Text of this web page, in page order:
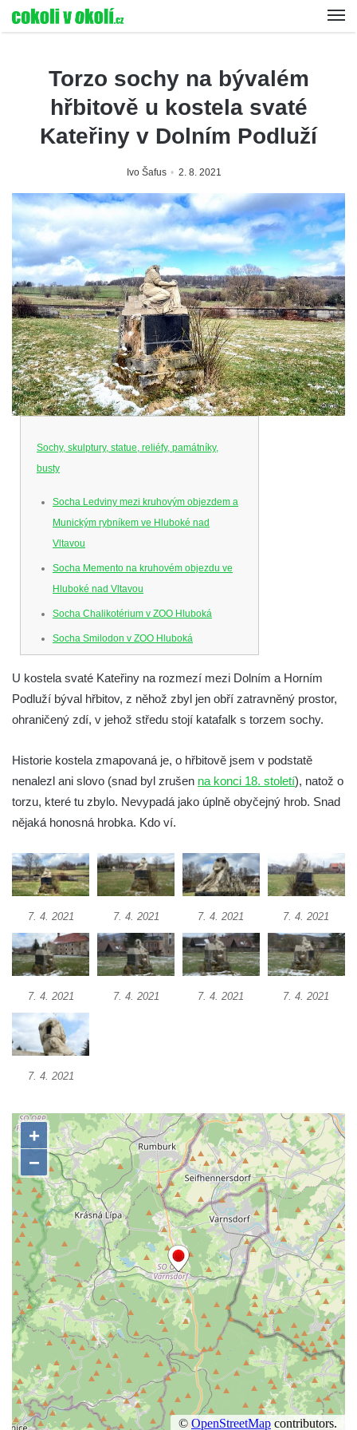
Torzo sochy na bývalém
hřbitově u kostela svaté
Kateřiny v Dolním Podluží
Ivo Šafus 2. 8. 2021
Sochy, skulptury, statue, reliéfy, památníky,
busty
Socha Ledviny mezi kruhovým objezdem a
Munickým rybníkem ve Hluboké nad
Vltavou
Socha Memento na kruhovém objezdu ve
Hluboké nad Vltavou
Socha Chalikotérium v ZOO Hluboká
Socha Smilodon v ZOO Hluboká
Socha Koroun bezzubý v ZOO Hluboká
Socha Mamutí lebka v ZOO Hluboká
Socha Mamut srstnatý v ZOO Hluboká
Socha Orel v ZOO Hluboká
Socha Přátelství v ZOO Hluboká
Socha Matka příroda v ZOO Hluboká
Socha Lišky v ZOO Hluboká
Socha Kudlanka v ZOO Hluboká
Socha Vlčice s mládětem v ZOO Hluboká
Socha Tygr v ZOO Hluboká
Socha Želva v ZOO Hluboká
Socha Kozorožec horský v ZOO Hluboká
Socha Housenka v ZOO Hluboká
Socha Nosorožík v ZOO Hluboká
Socha Rosomák v ZOO Hluboká
Socha Beruška v ZOO Hluboká
Socha Vážka v ZOO Hluboká
Socha Volavka v ZOO Hluboká
Flamingo trůn v ZOO Hluboká
Lavička Kůň Převalského v ZOO Hluboká
Lysá nad Labem, barokní město Šporkovo
Socha Opičákovník v ZOO Hluboká
Socha Roháč v ZOO Hluboká
Socha Mystik v ZOO Hluboká
U kostela svaté Kateřiny na rozmezí mezi Dolním a Horním
Podluží býval hřbitov, z něhož zbyl jen obří zatravněný prostor,
ohraničený zdí, v jehož středu stojí katafalk s torzem sochy.
Historie kostela zmapovaná je, o hřbitově jsem v podstatě
nenalezl ani slovo (snad byl zrušen na konci 18. století), natož o
torzu, které tu zbylo. Nevypadá jako úplně obyčejný hrob. Snad
nějaká honosná hrobka. Kdo ví.
7. 4. 2021 7. 4. 2021 7. 4. 2021 7. 4. 2021
7. 4. 2021 7. 4. 2021 7. 4. 2021 7. 4. 2021
7. 4. 2021